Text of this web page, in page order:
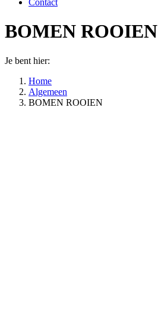
Contact
BOMEN ROOIEN
Je bent hier:
Home
Algemeen
BOMEN ROOIEN